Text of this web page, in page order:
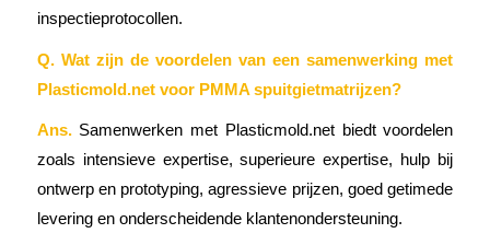
inspectieprotocollen.
Q. Wat zijn de voordelen van een samenwerking met
Plasticmold.net voor PMMA spuitgietmatrijzen?
Ans.Samenwerken met Plasticmold.net biedt voordelen
zoals intensieve expertise, superieure expertise, hulp bij
ontwerp en prototyping, agressieve prijzen, goed getimede
levering en onderscheidende klantenondersteuning.